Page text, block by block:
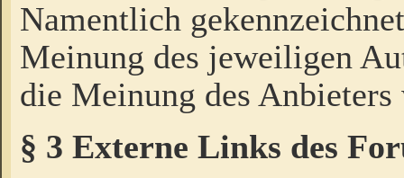
Namentlich
Meinung des jeweiligen
die Meinung des Anbieters
§ 3 Externe Links des